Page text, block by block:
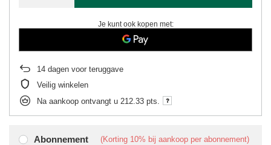
Abonnement (Korting 10% bij aankoop per abonnement)
Je kunt ook kopen met:
14 dagen voor teruggave
Veilig winkelen
Na aankoop ontvangt u 212.33 pts.